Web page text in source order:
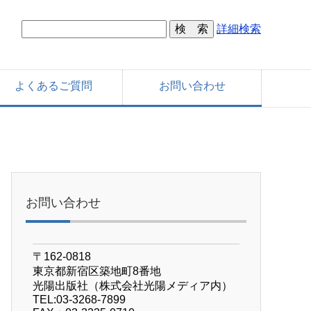
詳細検索
よくあるご質問 お問い合わせ
お問い合わせ
〒162-0818
東京都新宿区築地町8番地
光陽出版社（株式会社光陽メディア内）
TEL:03-3268-7899